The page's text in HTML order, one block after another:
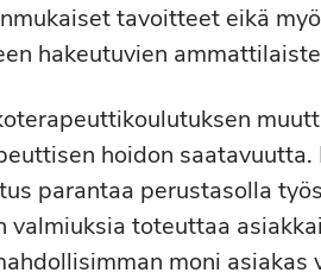
tavoitteet eikä
hakeutuvien
hoidon saatavuutta.
parantaa perustasolla
toteuttaa
moni asiakas